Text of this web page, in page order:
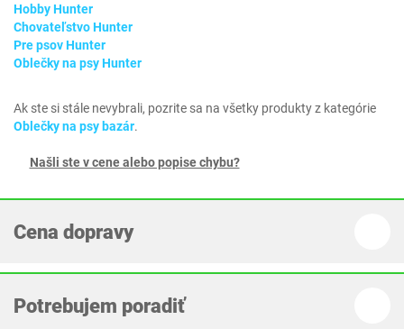
Hobby Hunter
Chovateľstvo Hunter
Pre psov Hunter
Oblečky na psy Hunter
Ak ste si stále nevybrali, pozrite sa na všetky produkty z kategórie
Oblečky na psy bazár.
Našli ste v cene alebo popise chybu?
Cena dopravy
Potrebujem poradiť